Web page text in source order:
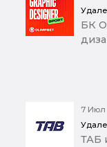
БК
7 Июл
ТАБ